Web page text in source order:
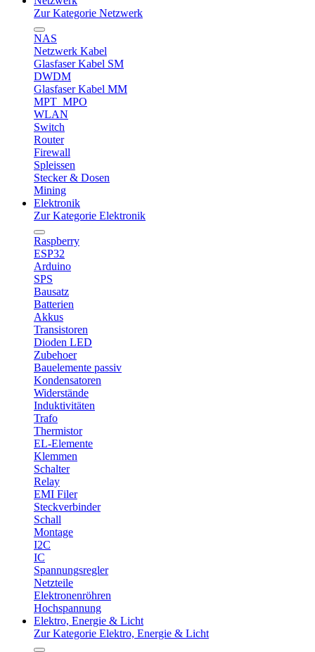
Zur Kategorie Netzwerk
NAS
Netzwerk Kabel
Glasfaser Kabel SM
DWDM
Glasfaser Kabel MM
MPT_MPO
WLAN
Switch
Router
Firewall
Spleissen
Stecker & Dosen
Mining
Elektronik
Zur Kategorie Elektronik
Raspberry
ESP32
Arduino
SPS
Bausatz
Batterien
Akkus
Transistoren
Dioden LED
Zubehoer
Bauelemente passiv
Kondensatoren
Widerstände
Induktivitäten
Trafo
Thermistor
EL-Elemente
Klemmen
Schalter
Relay
EMI Filer
Steckverbinder
Schall
Montage
I2C
IC
Spannungsregler
Netzteile
Elektronenröhren
Hochspannung
Elektro, Energie & Licht
Zur Kategorie Elektro, Energie & Licht